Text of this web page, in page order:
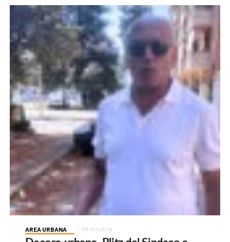
AREA URBANA 48 minuti fa